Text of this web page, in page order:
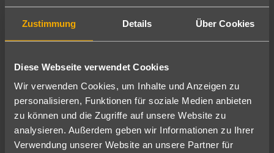
Zustimmung Details Über Cookies
Diese Webseite verwendet Cookies
Wir verwenden Cookies, um Inhalte und Anzeigen zu
personalisieren, Funktionen für soziale Medien anbieten
zu können und die Zugriffe auf unsere Website zu
analysieren. Außerdem geben wir Informationen zu Ihrer
Verwendung unserer Website an unsere Partner für